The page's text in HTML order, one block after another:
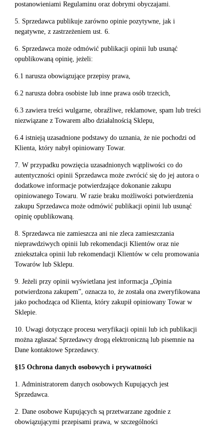
postanowieniami Regulaminu oraz dobrymi obyczajami.
5. Sprzedawca publikuje zarówno opinie pozytywne, jak i
negatywne, z zastrzeżeniem ust. 6.
6. Sprzedawca może odmówić publikacji opinii lub usunąć
opublikowaną opinię, jeżeli:
6.1 narusza obowiązujące przepisy prawa,
6.2 narusza dobra osobiste lub inne prawa osób trzecich,
6.3 zawiera treści wulgarne, obraźliwe, reklamowe, spam lub treści
niezwiązane z Towarem albo działalnością Sklepu,
6.4 istnieją uzasadnione podstawy do uznania, że nie pochodzi od
Klienta, który nabył opiniowany Towar.
7. W przypadku powzięcia uzasadnionych wątpliwości co do
autentyczności opinii Sprzedawca może zwrócić się do jej autora o
dodatkowe informacje potwierdzające dokonanie zakupu
opiniowanego Towaru. W razie braku możliwości potwierdzenia
zakupu Sprzedawca może odmówić publikacji opinii lub usunąć
opinię opublikowaną.
8. Sprzedawca nie zamieszcza ani nie zleca zamieszczania
nieprawdziwych opinii lub rekomendacji Klientów oraz nie
zniekształca opinii lub rekomendacji Klientów w celu promowania
Towarów lub Sklepu.
9. Jeżeli przy opinii wyświetlana jest informacja „Opinia
potwierdzona zakupem”, oznacza to, że została ona zweryfikowana
jako pochodząca od Klienta, który zakupił opiniowany Towar w
Sklepie.
10. Uwagi dotyczące procesu weryfikacji opinii lub ich publikacji
można zgłaszać Sprzedawcy drogą elektroniczną lub pisemnie na
Dane kontaktowe Sprzedawcy.
§15 Ochrona danych osobowych i prywatności
1. Administratorem danych osobowych Kupujących jest
Sprzedawca.
2. Dane osobowe Kupujących są przetwarzane zgodnie z
obowiązującymi przepisami prawa, w szczególności